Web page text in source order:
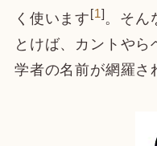
く使います[1]。そん
とけば、カントや
学者の名前が網羅さ